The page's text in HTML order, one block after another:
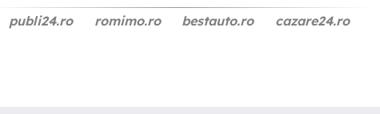
publi24.ro romimo.ro bestauto.ro cazare24.ro